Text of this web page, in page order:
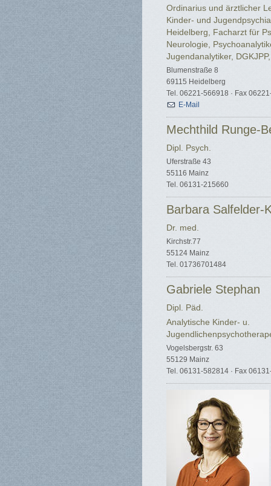
Ordinarius und ärztlicher
Kinder- und
Heidelberg, Facharzt für
Neurologie,
Jugendanalytiker,
Blumenstraße 8
69115 Heidelberg
Tel. 06221-566918 · Fax
E-Mail
Mechthild Runge-
Dipl. Psych.
Uferstraße 43
55116 Mainz
Tel. 06131-215660
Barbara Salfelder-
Dr. med.
Kirchstr.77
55124 Mainz
Tel. 01736701484
Gabriele Stephan
Dipl. Päd.
Analytische Kinder- u.
Vogelsbergstr. 63
55129 Mainz
Tel. 06131-582814 · Fax